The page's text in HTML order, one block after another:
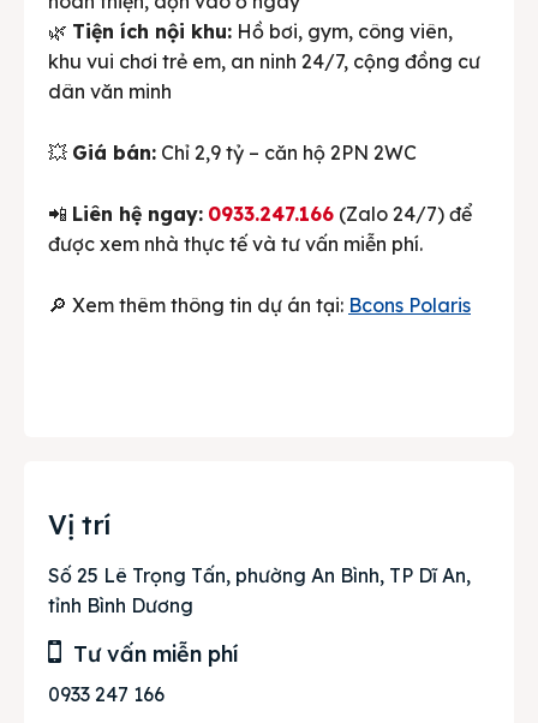
🌿 Tiện ích nội khu: Hồ bơi, gym, công viên,
khu vui chơi trẻ em, an ninh 24/7, cộng đồng cư
dân văn minh
💥 Giá bán: Chỉ 2,9 tỷ – căn hộ 2PN 2WC
📲 Liên hệ ngay: 0933.247.166 (Zalo 24/7) để
được xem nhà thực tế và tư vấn miễn phí.
🔎 Xem thêm thông tin dự án tại: Bcons Polaris
Vị trí
Số 25 Lê Trọng Tấn, phường An Bình, TP Dĩ An,
tỉnh Bình Dương
Tư vấn miễn phí
0933 247 166